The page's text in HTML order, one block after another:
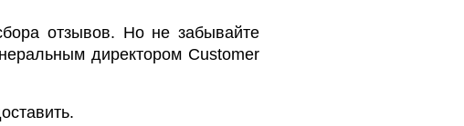
отзывов. Но не забывайте
директором Customer